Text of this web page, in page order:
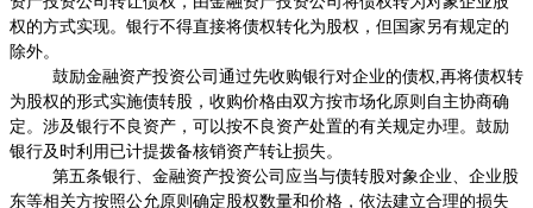
权的方式实现。银行不得直接将债权转化为股权，但国家另有规定的
除外。
鼓励金融资产投资公司通过先收购银行对企业的债权,再将债权转
为股权的形式实施债转股，收购价格由双方按市场化原则自主协商确
定。涉及银行不良资产，可以按不良资产处置的有关规定办理。鼓励
银行及时利用已计提拨备核销资产转让损失。
第五条银行、金融资产投资公司应当与债转股对象企业、企业股
东等相关方按照公允原则确定股权数量和价格，依法建立合理的损失